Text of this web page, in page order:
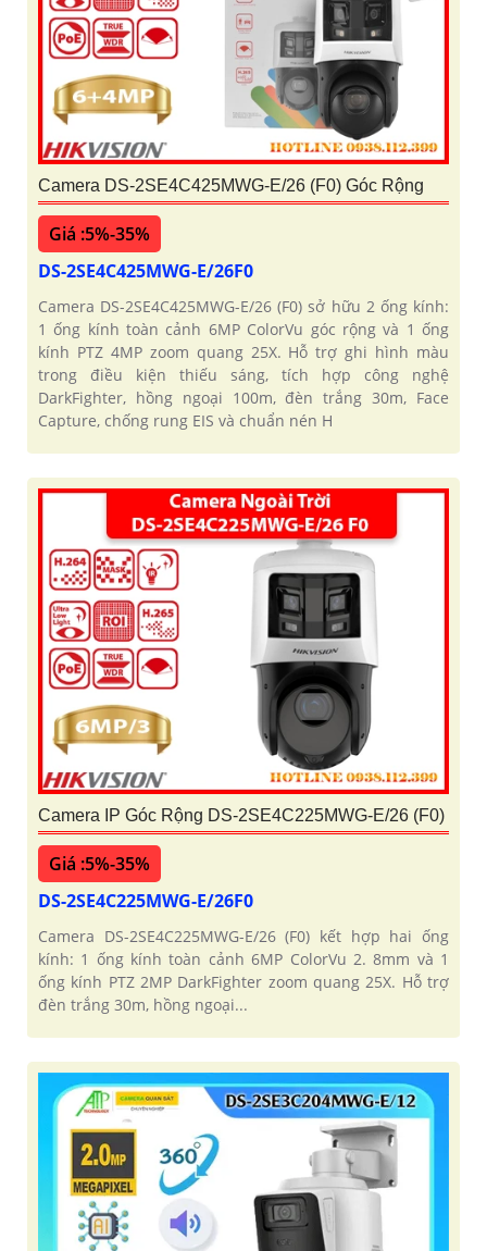
Camera DS-2SE4C425MWG-E/26 (F0) Góc Rộng
Giá :5%-35%
DS-2SE4C425MWG-E/26F0
Camera DS-2SE4C425MWG-E/26 (F0) sở hữu 2 ống kính:
1 ống kính toàn cảnh 6MP ColorVu góc rộng và 1 ống
kính PTZ 4MP zoom quang 25X. Hỗ trợ ghi hình màu
trong điều kiện thiếu sáng, tích hợp công nghệ
DarkFighter, hồng ngoại 100m, đèn trắng 30m, Face
Capture, chống rung EIS và chuẩn nén H
Camera IP Góc Rộng DS-2SE4C225MWG-E/26 (F0)
Giá :5%-35%
DS-2SE4C225MWG-E/26F0
Camera DS-2SE4C225MWG-E/26 (F0) kết hợp hai ống
kính: 1 ống kính toàn cảnh 6MP ColorVu 2. 8mm và 1
ống kính PTZ 2MP DarkFighter zoom quang 25X. Hỗ trợ
đèn trắng 30m, hồng ngoại...